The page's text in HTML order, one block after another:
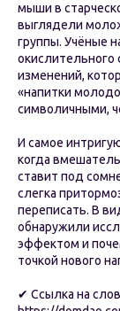
мыши в
выглядели
группы. Учёные
окислительного
изменений,
«напитки
символичными,
И самое
когда
ставит под
слегка
переписать. В
обнаружили
эффектом и
точкой нового
✔ Ссылка на